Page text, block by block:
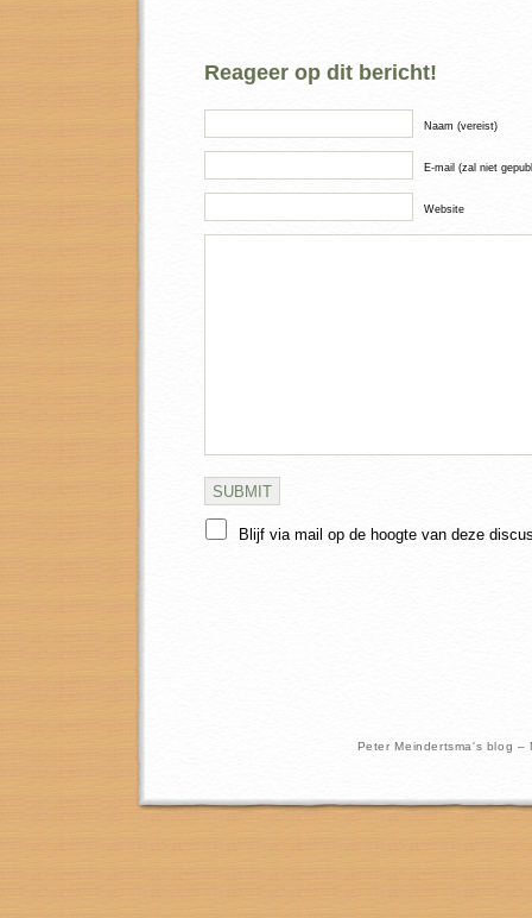
Reageer op dit bericht!
Naam (vereist)
E-mail (zal niet
Website
Blijf via mail op de hoogte van deze
Peter Meindertsma's blog